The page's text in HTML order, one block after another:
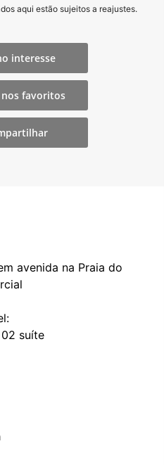
aqui estão sujeitos a reajustes.
interesse
nos favoritos
avenida na Praia do
suíte